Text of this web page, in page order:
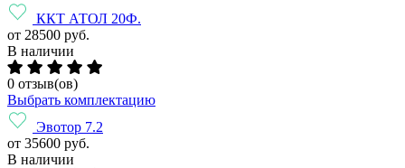
ККТ АТОЛ 20Ф.
от 28500 руб.
В наличии
0 отзыв(ов)
Выбрать комплектацию
Эвотор 7.2
от 35600 руб.
В наличии